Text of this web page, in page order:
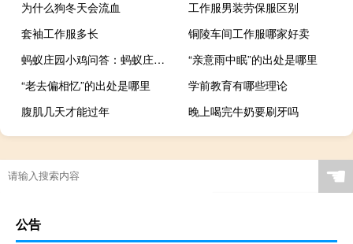
为什么狗冬天会流血
工作服男装劳保服区别
套袖工作服多长
铜陵车间工作服哪家好卖
蚂蚁庄园小鸡问答：蚂蚁庄园5月30日答案最新
“亲意雨中眠”的出处是哪里
“老去偏相忆”的出处是哪里
学前教育有哪些理论
腹肌几天才能过年
晚上喝完牛奶要刷牙吗
☚
公告